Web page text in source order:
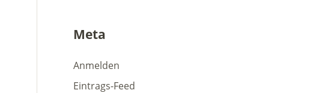
Meta
Anmelden
Eintrags-Feed